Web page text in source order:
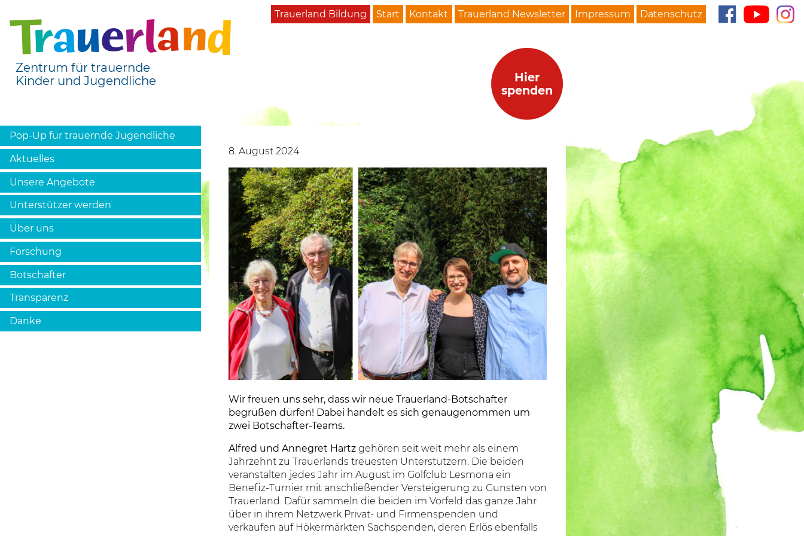
Zentrum für trauernde
Kinder und Jugendliche
Pop-Up für trauernde Jugendliche
Aktuelles
Unsere Angebote
Unterstützer werden
Über uns
Forschung
Botschafter
Transparenz
Danke
Trauerland Bildung Start Kontakt Trauerland Newsletter Impressum Datenschutz
Hier
spenden
8. August 2024
Wir freuen uns sehr, dass wir neue Trauerland-Botschafter
begrüßen dürfen! Dabei handelt es sich genaugenommen um
zwei Botschafter-Teams.
Alfred und Annegret Hartz gehören seit weit mehr als einem
Jahrzehnt zu Trauerlands treuesten Unterstützern. Die beiden
veranstalten jedes Jahr im August im Golfclub Lesmona ein
Benefiz-Turnier mit anschließender Versteigerung zu Gunsten von
Trauerland. Dafür sammeln die beiden im Vorfeld das ganze Jahr
über in ihrem Netzwerk Privat- und Firmenspenden und
verkaufen auf Hökermärkten Sachspenden, deren Erlös ebenfalls